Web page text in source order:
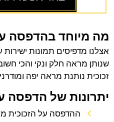
מה מיוחד בהדפסה
אצלנו מדפיסים תמונות
שנותן מראה חלק ונקי והכי
זכוכית נותנת מראה יפה
יתרונות של הדפסה
ההדפסה על הזכוכית